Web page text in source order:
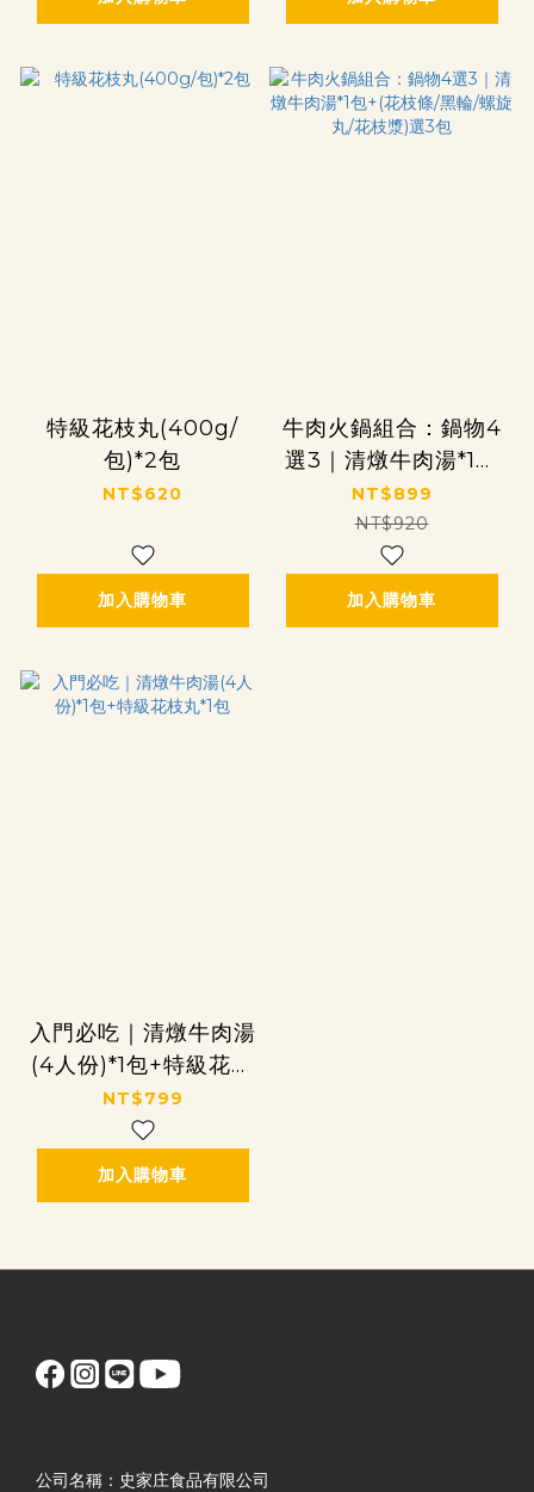
特級花枝丸(400g/
包)*2包
NT$620
加入購物車
牛肉火鍋組合：鍋物4
選3｜清燉牛肉湯*1包
+(花枝條/黑輪/螺旋
丸/花枝漿)選3包
NT$899
NT$920
加入購物車
入門必吃｜清燉牛肉湯
(4人份)*1包+特級花枝
丸*1包
NT$799
加入購物車
公司名稱：史家庄食品有限公司